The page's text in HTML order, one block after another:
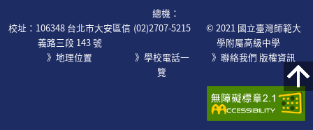
校址：106348 台北市大安區信
義路三段 143 號
》地理位置
總機：
(02)2707-5215
》學校電話一
覽
© 2021 國立臺灣師範大
學附屬高級中學
》聯絡我們 版權資訊